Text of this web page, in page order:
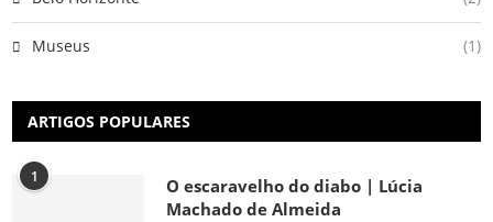
Museus (1)
ARTIGOS POPULARES
1
O escaravelho do diabo | Lúcia
Machado de Almeida